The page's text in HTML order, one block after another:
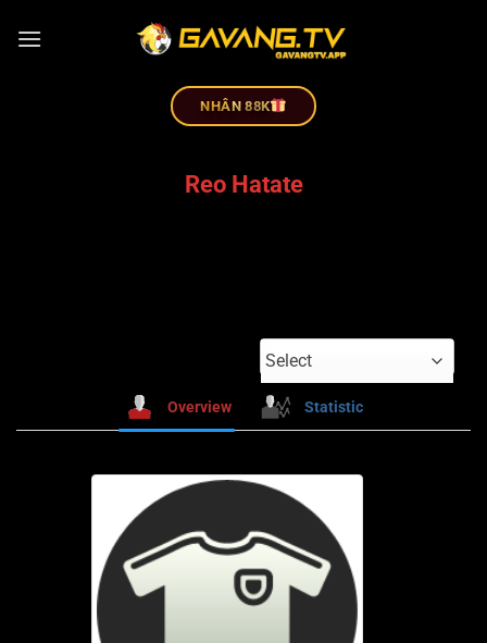
NHÂN 88K
Reo Hatate
Select
Overview Statistic